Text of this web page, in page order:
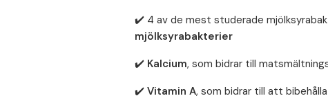
✔️ 4 av de mest studerade
mjölksyrabakterier
✔️ Kalcium, som bidrar till
✔️ Vitamin A, som bidrar till att